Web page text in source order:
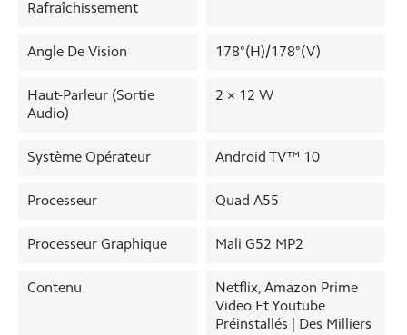
Rafraîchissement
Angle De Vision 178°(H)/178°(V)
Haut-Parleur (sortie
Audio)
2 × 12 W
Système Opérateur Android TV™ 10
Processeur Quad A55
Processeur Graphique Mali G52 MP2
Contenu
Netflix, Amazon Prime
Video Et Youtube
Préinstallés | Des Milliers